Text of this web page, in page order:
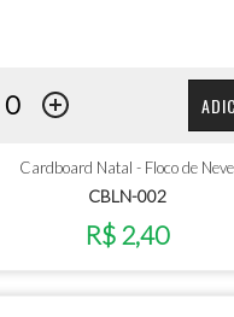
Cardboard Natal - Floco de Neve
CBLN-002
R$ 2,40